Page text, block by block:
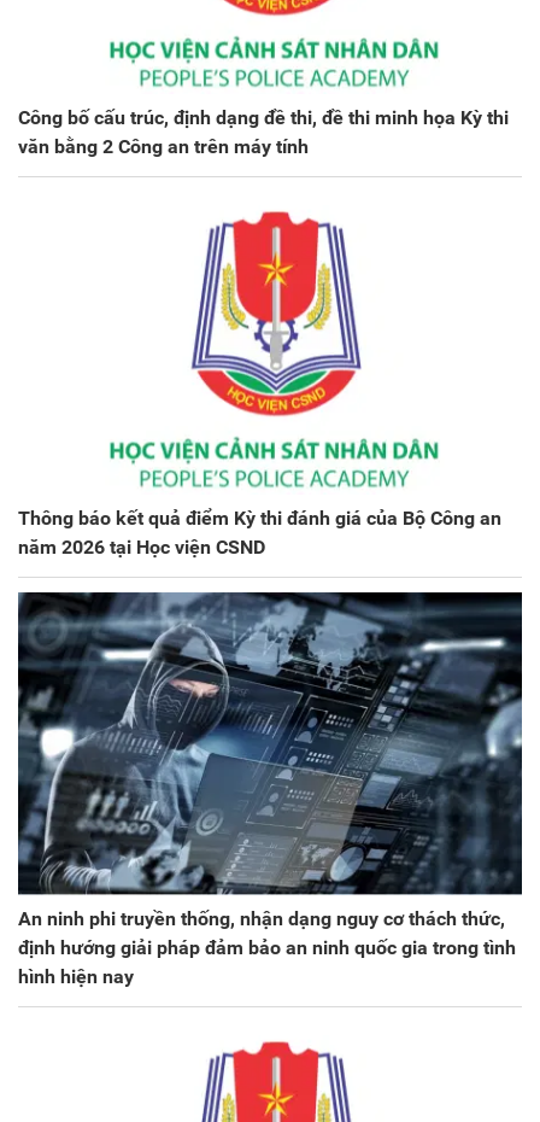
Công bố cấu trúc, định dạng đề thi, đề thi minh họa Kỳ thi
văn bằng 2 Công an trên máy tính
Thông báo kết quả điểm Kỳ thi đánh giá của Bộ Công an
năm 2026 tại Học viện CSND
An ninh phi truyền thống, nhận dạng nguy cơ thách thức,
định hướng giải pháp đảm bảo an ninh quốc gia trong tình
hình hiện nay